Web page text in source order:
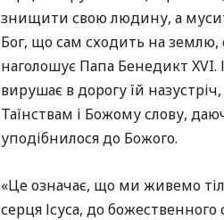
знищити свою людину, а
Бог, що сам сходить на
наголошує Папа Бенедикт
вирушає в дорогу їй
Таїнствам і Божому слову,
уподібнилося до Божого.
«Це означає, що ми живемо
серця Ісуса, до